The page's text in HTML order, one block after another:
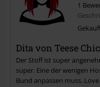
Kommentar jetzt
1
Dita von Teese Chic
Der Stoff ist super
super. Eine der wenigen
Bund anpassen muss.